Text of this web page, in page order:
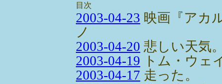
目次
2003-04-23 映画『アカ
ノ
2003-04-20 悲しい天気
2003-04-19 トム・ウェ
2003-04-17 走った。